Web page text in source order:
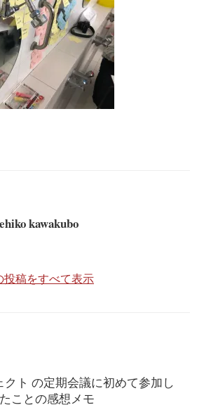
kawakubo
投稿をすべて表示
ト の定期会議に初めて参加し
ことの感想メモ